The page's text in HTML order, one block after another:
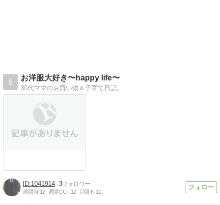
6
お洋服大好き〜happy life〜
30代ママのお買い物＆子育て日記。
1041914 3
週間IN:12 週間OUT:12 月間IN:12